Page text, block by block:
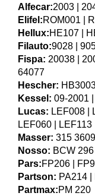
Alfecar:2003 |
Elifel:ROM001 |
Hellux:HE107 |
Filauto:9028 |
Fispa: 20038 |
64077
Hescher:
Kessel: 09-2001
Lucas: LEF008 |
LEF060 | LEF113
Masser: 315
Nosso: BCW
Pars:FP206 |
Partson: PA214
Partmax:PM 220